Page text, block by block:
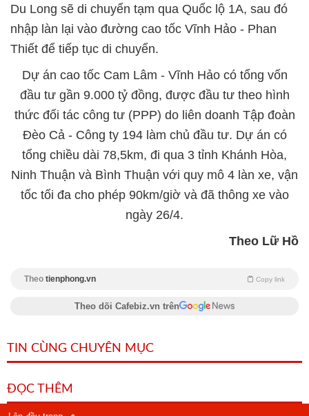
Du Long sẽ di chuyển tạm qua Quốc lộ 1A, sau đó
nhập làn lại vào đường cao tốc Vĩnh Hảo - Phan
Thiết để tiếp tục di chuyển.
Dự án cao tốc Cam Lâm - Vĩnh Hảo có tổng vốn
đầu tư gần 9.000 tỷ đồng, được đầu tư theo hình
thức đối tác công tư (PPP) do liên doanh Tập đoàn
Đèo Cả - Công ty 194 làm chủ đầu tư. Dự án có
tổng chiều dài 78,5km, đi qua 3 tỉnh Khánh Hòa,
Ninh Thuận và Bình Thuận với quy mô 4 làn xe, vận
tốc tối đa cho phép 90km/giờ và đã thông xe vào
ngày 26/4.
Theo Lữ Hồ
Theo tienphong.vn Copy link
Theo dõi Cafebiz.vn trên
TIN CÙNG CHUYÊN MỤC
ĐỌC THÊM